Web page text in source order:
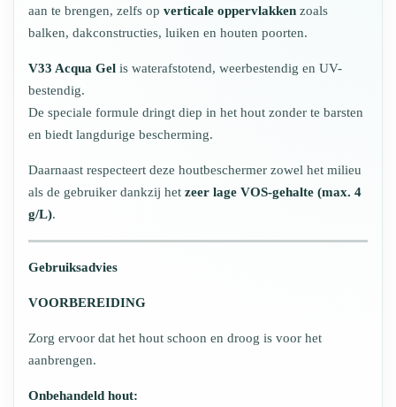
aan te brengen, zelfs op verticale oppervlakken zoals
balken, dakconstructies, luiken en houten poorten.
V33 Acqua Gel is waterafstotend, weerbestendig en UV-
bestendig.
De speciale formule dringt diep in het hout zonder te barsten
en biedt langdurige bescherming.
Daarnaast respecteert deze houtbeschermer zowel het milieu
als de gebruiker dankzij het zeer lage VOS-gehalte (max. 4
g/L).
Gebruiksadvies
VOORBEREIDING
Zorg ervoor dat het hout schoon en droog is voor het
aanbrengen.
Onbehandeld hout: